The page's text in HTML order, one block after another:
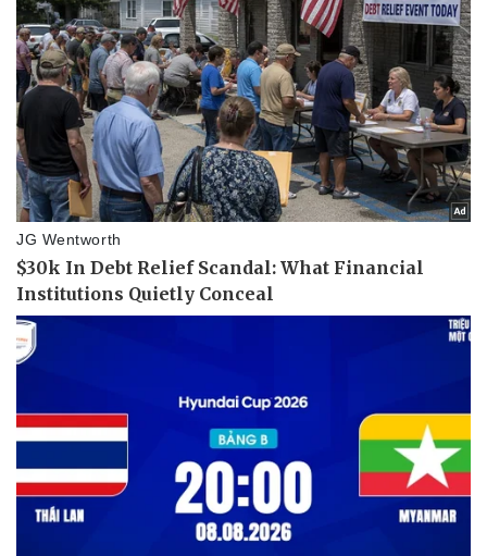
Khởi nghiệp
Tiêu dùng
Tỷ giá
Chứng khoán
Giá cà phê